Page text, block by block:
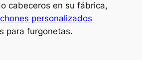
cabeceros en su fábrica,
personalizados
para furgonetas.